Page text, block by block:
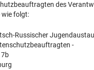
des
wie folgt:
Russischer
-